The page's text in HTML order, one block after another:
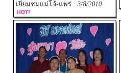
เยี่ยมชมแม่โจ้-แพร่ : 3/8/2010